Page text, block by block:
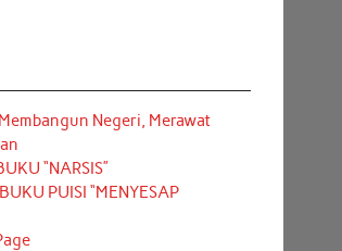
Negeri, Merawat
“NARSIS”
PUISI “MENYESAP